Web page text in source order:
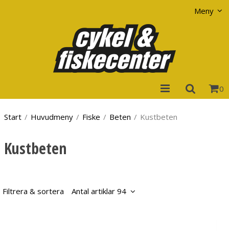
Meny
0
Start / Huvudmeny / Fiske / Beten / Kustbeten
Kustbeten
Filtrera & sortera Antal artiklar 94